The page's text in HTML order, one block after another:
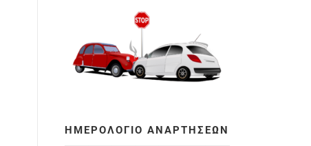
ΗΜΕΡΟΛΌΓΙΟ ΑΝΑΡΤΉΣΕΩΝ